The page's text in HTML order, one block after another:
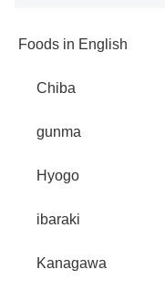
Foods in English
Chiba
gunma
Hyogo
ibaraki
Kanagawa